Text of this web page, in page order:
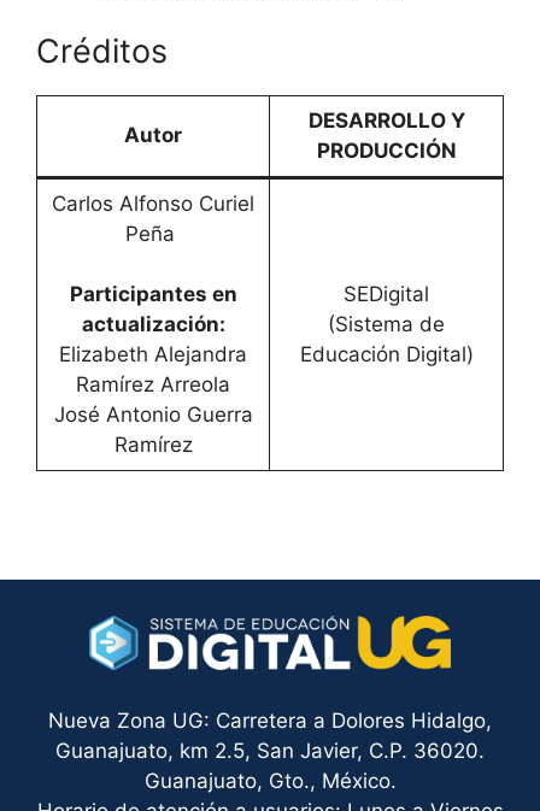
Créditos
Autor
DESARROLLO Y
PRODUCCIÓN
Carlos Alfonso Curiel
Peña
Participantes en
actualización:
Elizabeth Alejandra
Ramírez Arreola
José Antonio Guerra
Ramírez
SEDigital
(Sistema de
Educación Digital)
Nueva Zona UG: Carretera a Dolores Hidalgo,
Guanajuato, km 2.5, San Javier, C.P. 36020.
Guanajuato, Gto., México.